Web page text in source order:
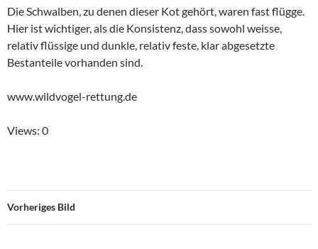
Die Schwalben, zu denen dieser Kot gehört, waren fast flügge.
Hier ist wichtiger, als die Konsistenz, dass sowohl weisse,
relativ flüssige und dunkle, relativ feste, klar abgesetzte
Bestanteile vorhanden sind.
www.wildvogel-rettung.de
Views: 0
Vorheriges Bild